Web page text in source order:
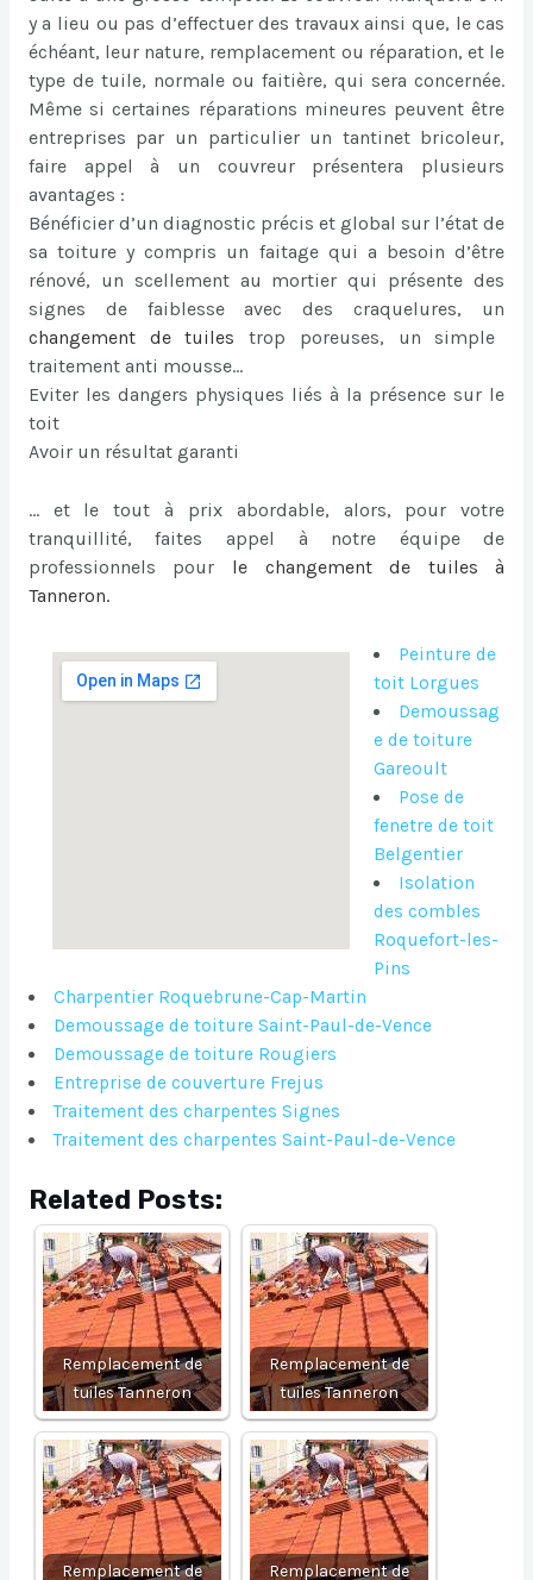
y a lieu ou pas d’effectuer des travaux ainsi que, le cas
échéant, leur nature, remplacement ou réparation, et le
type de tuile, normale ou faitière, qui sera concernée.
Même si certaines réparations mineures peuvent être
entreprises par un particulier un tantinet bricoleur,
faire appel à un couvreur présentera plusieurs
avantages :
Bénéficier d’un diagnostic précis et global sur l’état de
sa toiture y compris un faitage qui a besoin d’être
rénové, un scellement au mortier qui présente des
signes de faiblesse avec des craquelures, un
changement de tuiles trop poreuses, un simple
traitement anti mousse…
Eviter les dangers physiques liés à la présence sur le
toit
Avoir un résultat garanti
… et le tout à prix abordable, alors, pour votre
tranquillité, faites appel à notre équipe de
professionnels pour le changement de tuiles à
Tanneron.
Peinture de
toit Lorgues
Demoussag
e de toiture
Gareoult
Pose de
fenetre de toit
Belgentier
Isolation
des combles
Roquefort-les-
Pins
Charpentier Roquebrune-Cap-Martin
Demoussage de toiture Saint-Paul-de-Vence
Demoussage de toiture Rougiers
Entreprise de couverture Frejus
Traitement des charpentes Signes
Traitement des charpentes Saint-Paul-de-Vence
Related Posts:
Remplacement de
tuiles Tanneron
Remplacement de
tuiles Tanneron
Remplacement de Remplacement de